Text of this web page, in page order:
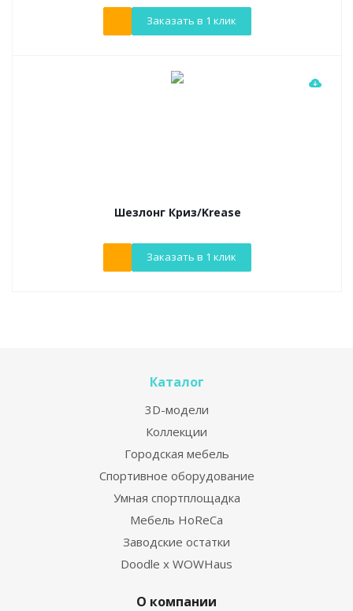
Заказать в 1 клик
Шезлонг Криз/Krease
Заказать в 1 клик
Каталог
3D-модели
Коллекции
Городская мебель
Спортивное оборудование
Умная спортплощадка
Мебель HoReCa
Заводские остатки
Doodle x WOWHaus
О компании